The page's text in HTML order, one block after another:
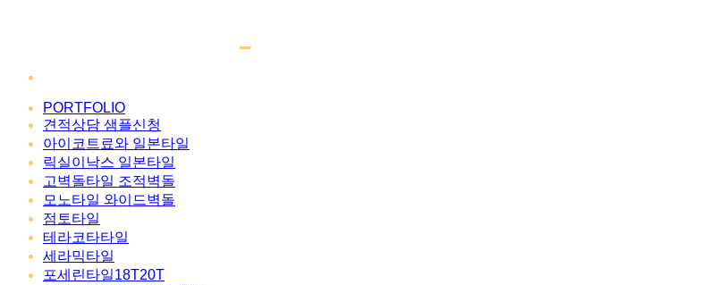
PORTFOLIO
견적상담 샘플신청
아이코트료와 일본타일
릭실이낙스 일본타일
고벽돌타일 조적벽돌
모노타일 와이드벽돌
점토타일
테라코타타일
세라믹타일
포세린타일18T20T